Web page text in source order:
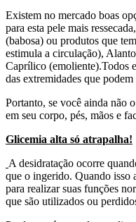
Existem no mercado boas
para esta pele mais
(babosa) ou produtos que
estimula a circulação),
Caprílico (emoliente).Todos
das extremidades que
Portanto, se você ainda não
em seu corpo, pés, mãos e
Glicemia alta só atrapalha!
A desidratação ocorre
que o ingerido. Quando isso
para realizar suas funções
que são utilizados ou